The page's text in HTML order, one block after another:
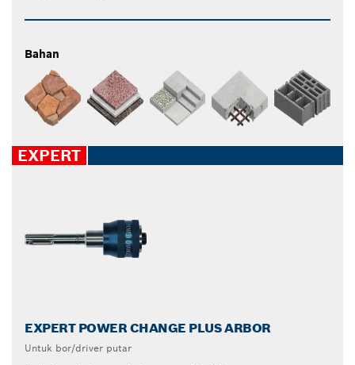
Bahan
EXPERT
EXPERT POWER CHANGE PLUS ARBOR
Untuk bor/driver putar